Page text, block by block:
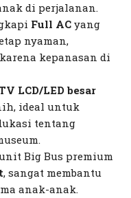
di perjalanan.
Full AC yang
nyaman,
kepanasan di
LCD/LED besar
ideal untuk
tentang
Big Bus premium
, sangat membantu
anak-anak.